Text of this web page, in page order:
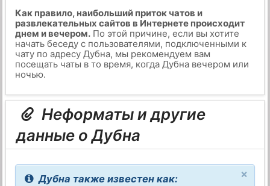
Как правило, наибольший приток чатов и
развлекательных сайтов в Интернете происходит
днем и вечером.По этой причине, если вы хотите
начать беседу с пользователями, подключенными к
чату по адресу Дубна, мы рекомендуем вам
посещать чаты в то время, когда Дубна вечером или
ночью.
Неформаты и другие
данные о Дубна
×
Дубна также известен как: